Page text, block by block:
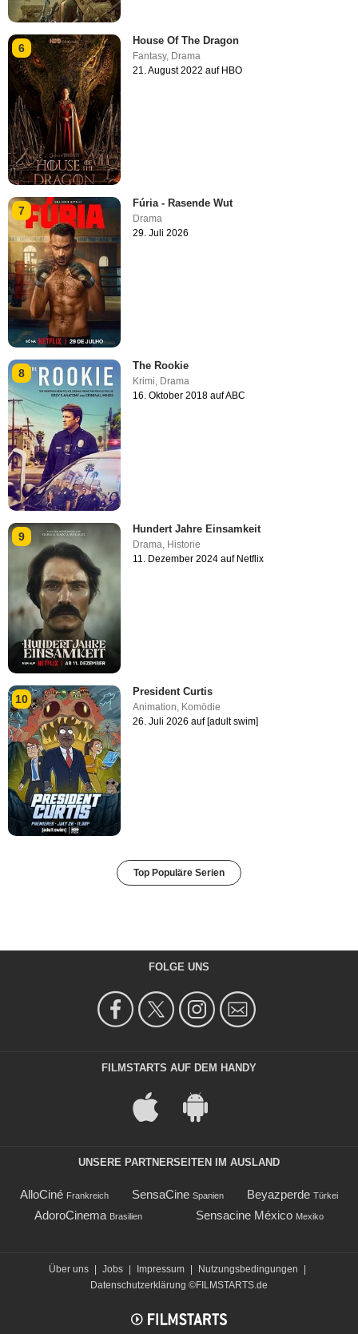
6
House Of The Dragon
Fantasy, Drama
21. August 2022 auf HBO
7
Fúria - Rasende Wut
Drama
29. Juli 2026
8
The Rookie
Krimi, Drama
16. Oktober 2018 auf ABC
9
Hundert Jahre Einsamkeit
Drama Historie
11. Dezember 2024 auf Netflix
10
President Curtis
Animation, Komödie
26. Juli 2026 auf [adult swim]
Top Populäre Serien
FOLGE UNS
FILMSTARTS AUF DEM HANDY
UNSERE PARTNERSEITEN IM AUSLAND
AlloCiné Frankreich SensaCine Spanien Beyazperde Türkei
AdoroCinema Brasilien Sensacine México Mexiko
Über uns Jobs Impressum Nutzungsbedingungen
Datenschutzerklärung ©FILMSTARTS.de